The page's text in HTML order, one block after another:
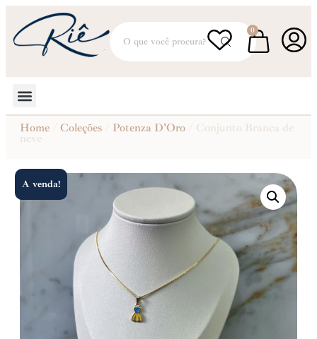
0
Home Coleções Potenza D'Oro / Conjunto Branca de
neve
A venda!